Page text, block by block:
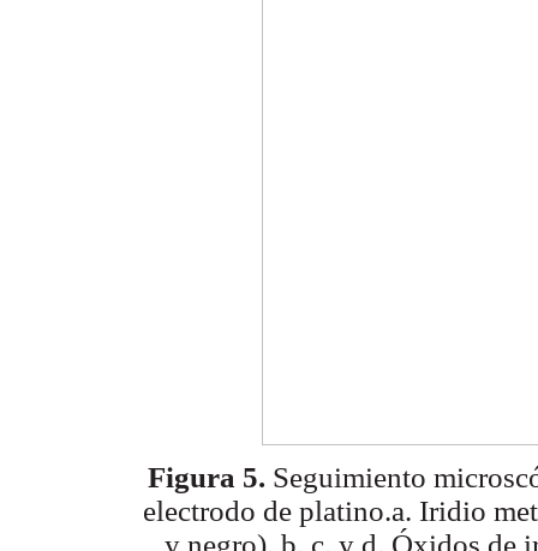
Figura 5. Seguimiento
electrodo de platino.a. Iridio
y negro). b. c. y d. Óxidos de